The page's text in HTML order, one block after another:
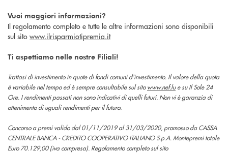
Vuoi maggiori informazioni?
Il regolamento completo e tutte le altre informazioni sono disponibili
sul sito www.ilrisparmiotipremia.it
Ti aspettiamo nelle nostre Filiali!
Trattasi di investimento in quote di fondi comuni d’investimento. Il valore della quota
è variabile nel tempo ed è sempre consultabile sul sitowww.nef.lue su Il Sole 24
Ore. I rendimenti passati non sono indicativi di quelli futuri. Non vi è garanzia di
ottenimento di uguali rendimenti per il futuro.
Concorso a premi valido dal 01/11/2019 al 31/03/2020, promosso da CASSA
CENTRALE BANCA - CREDITO COOPERATIVO ITALIANO S.p.A. Montepremi totale
Euro 70.129,00 (iva compresa). Regolamento completo sul sito